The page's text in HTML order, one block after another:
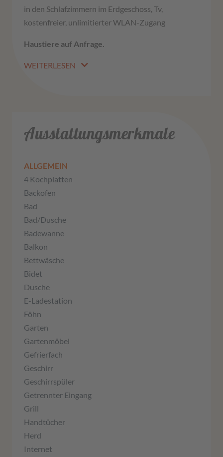
in den Schlafzimmern im Erdgeschoss, Tv,
kostenfreier, unlimitierter WLAN-Zugang
Haustiere auf Anfrage.
WEITERLESEN
Ausstattungsmerkmale
ALLGEMEIN
4 Kochplatten
Backofen
Bad
Bad/Dusche
Badewanne
Balkon
Bettwäsche
Bidet
Dusche
E-Ladestation
Föhn
Garten
Gartenmöbel
Gefrierfach
Geschirr
Geschirrspüler
Getrennter Eingang
Grill
Handtücher
Herd
Internet